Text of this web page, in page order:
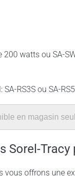
200 watts ou SA-
RS3S ou SA-
en magasin
Sorel-Tracy
vous offrons une